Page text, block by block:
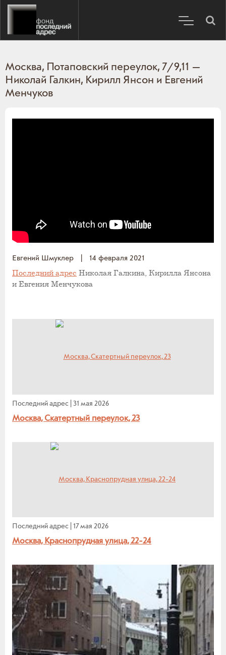
Москва, Потаповский переулок, 7/9,11 —
Николай Галкин, Кирилл Янсон и Евгений
Менчуков
Евгений Шмуклер
14 февраля 2021
Последний адрес Николая Галкина, Кирилла Янсона
и Евгения Менчукова
Последний адрес 31 мая 2026
Москва, Скатертный переулок, 23
Последний адрес 17 мая 2026
Москва, Краснопрудная улица, 22-24